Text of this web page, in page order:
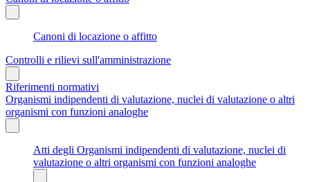
Canoni di locazione o affitto
Controlli e rilievi sull'amministrazione
Riferimenti normativi
Organismi indipendenti di valutazione, nuclei di valutazione o altri
organismi con funzioni analoghe
Atti degli Organismi indipendenti di valutazione, nuclei di
valutazione o altri organismi con funzioni analoghe